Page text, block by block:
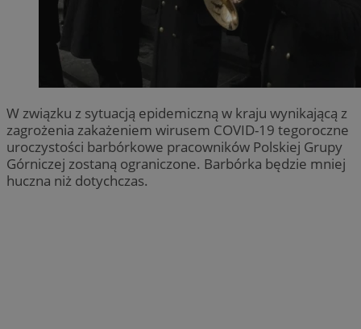
W związku z sytuacją epidemiczną w kraju wynikającą z
zagrożenia zakażeniem wirusem COVID-19 tegoroczne
uroczystości barbórkowe pracowników Polskiej Grupy
Górniczej zostaną ograniczone. Barbórka będzie mniej
huczna niż dotychczas.